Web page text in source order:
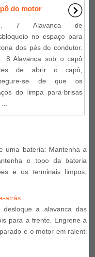
do motor
7 Alavanca de
no espaço para
dos pés do condutor.
8 Alavanca sob o capô
de abrir o capô,
se de que os
do limpa para-brisas
uma bateria: Mantenha a
o topo da bateria
e os terminais limpos,
atrás
a alavanca das
para a frente. Engrene a
e o motor em ralenti